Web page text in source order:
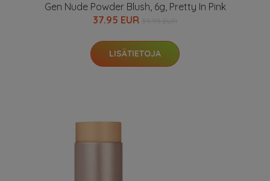
Gen Nude Powder Blush, 6g, Pretty In Pink
37.95 EUR
LISÄTIETOJA